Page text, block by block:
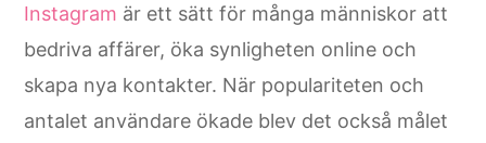
Instagram är ett sätt för många människor att
bedriva affärer, öka synligheten online och
skapa nya kontakter. När populariteten och
antalet användare ökade blev det också målet